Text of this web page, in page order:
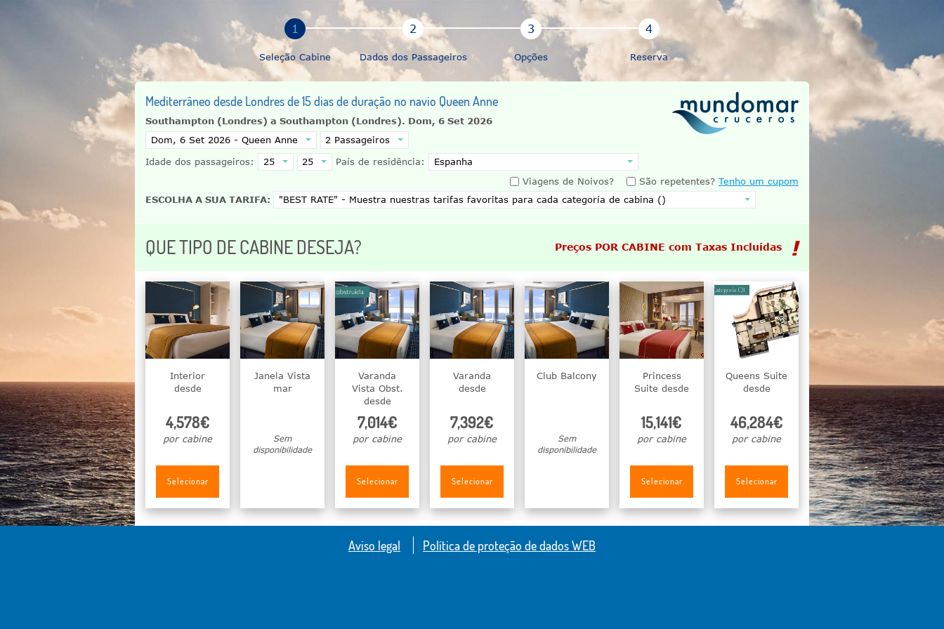
Seleção Cabine Dados dos Passageiros Opções Reserva
Mediterrâneo desde Londres de 15 dias de duração no navio Queen Anne
Southampton (Londres) a Southampton (Londres). Dom, 6 Set 2026
Idade dos passageiros:
País de residência:
Viagens de Noivos?
São repetentes? Tenho um cupom
ESCOLHA A SUA TARIFA:
QUE TIPO DE CABINE DESEJA? Preços POR CABINE com Taxas Incluídas
Interior
desde
4,578€
por cabine
Selecionar
Janela Vista
mar
Sem
disponibilidade
Varanda
Vista Obst.
desde
7,014€
por cabine
Selecionar
Varanda
desde
7,392€
por cabine
Selecionar
Club Balcony
Sem
disponibilidade
Princess
Suite desde
15,141€
por cabine
Selecionar
Queens Suite
desde
46,284€
por cabine
Selecionar
Aviso legal Política de proteção de dados WEB